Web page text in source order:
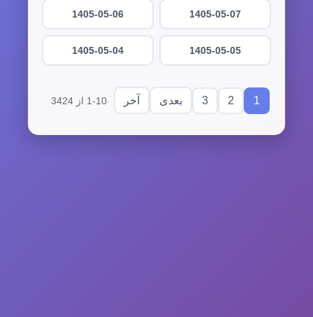
1405-05-07
1405-05-06
1405-05-05
1405-05-04
1
2
3 بعدی آخر 1-10 از 3424